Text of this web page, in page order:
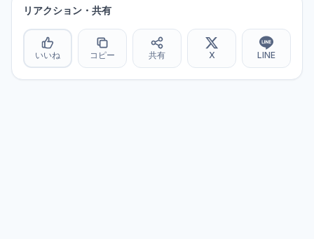
リアクション・共有
いいね コピー 共有 X LINE